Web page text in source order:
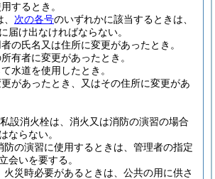
するとき。
次の各号のいずれかに該当するときは、
届け出なければならない。
の氏名又は住所に変更があったとき。
有者に変更があったとき。
水道を使用したとき。
があったとき、又はその住所に変更があ
設消火栓は、消火又は消防の演習の場合
ならない。
防の演習に使用するときは、管理者の指定
会いを要する。
火災時必要があるときは、公共の用に供さ